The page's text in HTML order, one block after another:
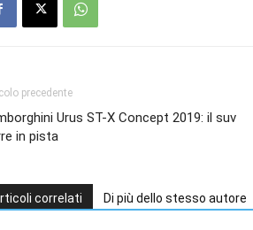
precedente
Urus ST-X Concept 2019: il suv
in pista
correlati Di più dello stesso autore